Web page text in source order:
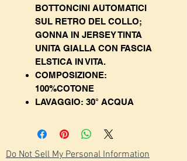
BOTTONCINI AUTOMATICI
SUL RETRO DEL COLLO;
GONNA IN JERSEY TINTA
UNITA GIALLA CON FASCIA
ELSTICA IN VITA.
COMPOSIZIONE:
100%COTONE
LAVAGGIO: 30° ACQUA
Do Not Sell My Personal Information